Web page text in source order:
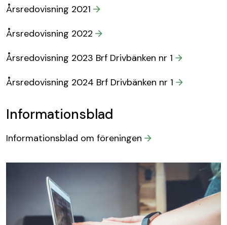
Årsredovisning 2021
Årsredovisning 2022
Årsredovisning 2023 Brf Drivbänken nr 1
Årsredovisning 2024 Brf Drivbänken nr 1
Informationsblad
Informationsblad om föreningen